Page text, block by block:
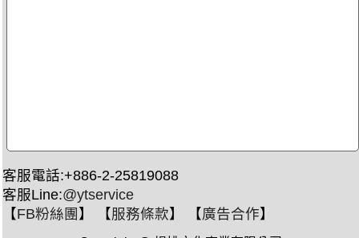
客服電話:+886-2-25819088
客服Line:@ytservice
【FB粉絲團 】 【服務條款】 【廣告合作】